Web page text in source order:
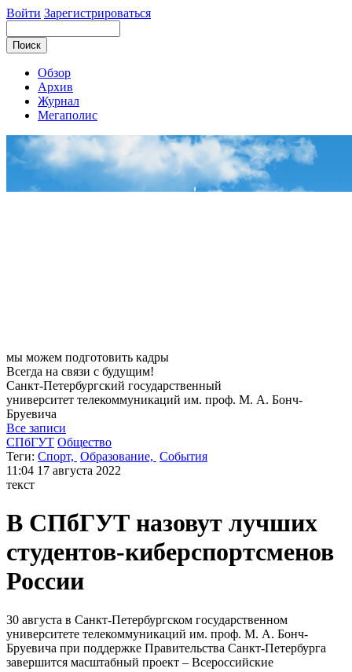
Войти Зарегистрироваться
Обзор
Архив
Журнал
Мегаполис
мы можем подготовить кадры
Всегда на связи с будущим!
Санкт-Петербургский государственный
университет телекоммуникаций им. проф. М. А. Бонч-
Бруевича
Все записи
СПбГУТ Общество
Теги: Спорт, Образование, События
11:04 17 августа 2022
текст
В СПбГУТ назовут лучших
студентов-киберспортсменов
России
30 августа в Санкт-Петербургском государственном
университете телекоммуникаций им. проф. М. А. Бонч-
Бруевича при поддержке Правительства Санкт-Петербурга
завершится масштабный проект – Всероссийские